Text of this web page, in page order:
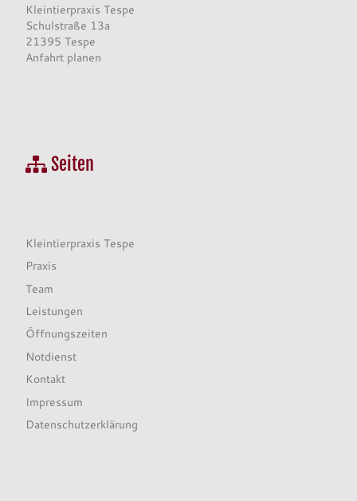
Kleintierpraxis Tespe
Schulstraße 13a
21395 Tespe
Anfahrt planen
Seiten
Kleintierpraxis Tespe
Praxis
Team
Leistungen
Öffnungszeiten
Notdienst
Kontakt
Impressum
Datenschutzerklärung